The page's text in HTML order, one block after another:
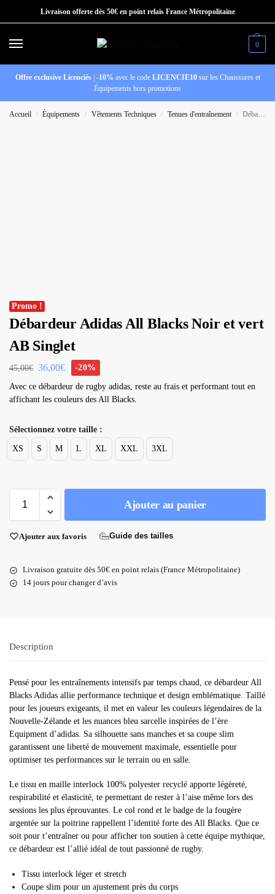
Livraison offerte dès 50€ en point relais France Métropolitaine
0
Offre exclusive Licenciés| -10% avec le code LICENCIE10sur les Chaussures et
Équipements hors promotions
Accueil / Équipements / Vêtements Techniques / Tenues d'entraînement / Débardeur Adidas All Blacks Noir et vert AB Singlet
Promo !
Débardeur Adidas All Blacks Noir et vert
AB Singlet
45,00€ 36,00€ -20%
Avec ce débardeur de rugby adidas, reste au frais et performant tout en
affichant les couleurs des All Blacks.
Sélectionnez votre taille :
XS S M L XL XXL 3XL
Ajouter au panier
Ajouter aux favoris Guide des tailles
Livraison gratuite dès 50€ en point relais (France Métropolitaine)
14 jours pour changer d’avis
Description
Pensé pour les entraînements intensifs par temps chaud, ce débardeur All
Blacks Adidas allie performance technique et design emblématique. Taillé
pour les joueurs exigeants, il met en valeur les couleurs légendaires de la
Nouvelle-Zélande et les nuances bleu sarcelle inspirées de l’ère
Equipment d’adidas. Sa silhouette sans manches et sa coupe slim
garantissent une liberté de mouvement maximale, essentielle pour
optimiser tes performances sur le terrain ou en salle.
Le tissu en maille interlock 100% polyester recyclé apporte légèreté,
respirabilité et élasticité, te permettant de rester à l’aise même lors des
sessions les plus éprouvantes. Le col rond et le badge de la fougère
argentée sur la poitrine rappellent l’identité forte des All Blacks. Que ce
soit pour t’entraîner ou pour afficher ton soutien à cette équipe mythique,
ce débardeur est l’allié idéal de tout passionné de rugby.
Tissu interlock léger et stretch
Coupe slim pour un ajustement près du corps